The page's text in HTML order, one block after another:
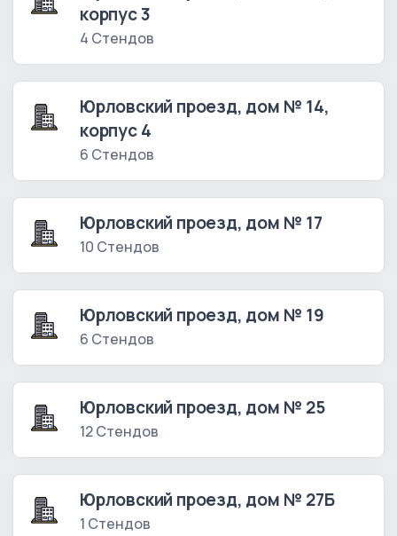
корпус 3
4 Стендов
Юрловский проезд, дом № 14,
корпус 4
6 Стендов
Юрловский проезд, дом № 17
10 Стендов
Юрловский проезд, дом № 19
6 Стендов
Юрловский проезд, дом № 25
12 Стендов
Юрловский проезд, дом № 27Б
1 Стендов